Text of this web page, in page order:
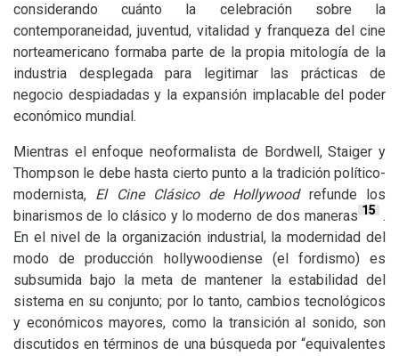
considerando cuánto la celebración sobre la
contemporaneidad, juventud, vitalidad y franqueza del cine
norteamericano formaba parte de la propia mitología de la
industria desplegada para legitimar las prácticas de
negocio despiadadas y la expansión implacable del poder
económico mundial.
Mientras el enfoque neoformalista de Bordwell, Staiger y
Thompson le debe hasta cierto punto a la tradición político-
modernista, El Cine Clásico de Hollywoodrefunde los
binarismos de lo clásico y lo moderno de dos maneras 15 .
En el nivel de la organización industrial, la modernidad del
modo de producción hollywoodiense (el fordismo) es
subsumida bajo la meta de mantener la estabilidad del
sistema en su conjunto; por lo tanto, cambios tecnológicos
y económicos mayores, como la transición al sonido, son
discutidos en términos de una búsqueda por “equivalentes